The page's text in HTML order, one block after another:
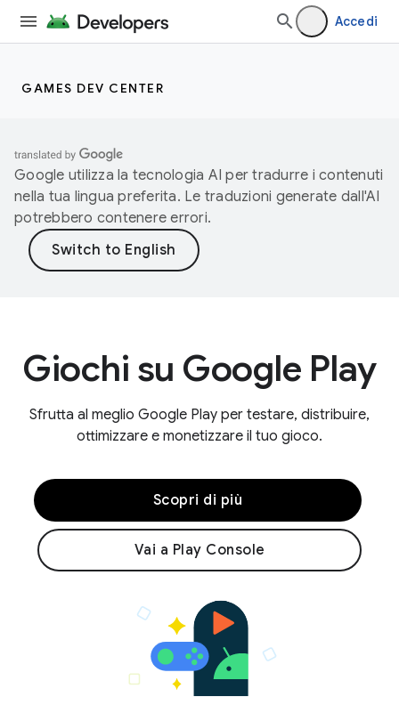
Accedi
GAMES DEV CENTER
Google utilizza la tecnologia AI per tradurre i contenuti
nella tua lingua preferita. Le traduzioni generate dall'AI
potrebbero contenere errori.
Giochi su Google Play
Sfrutta al meglio Google Play per testare, distribuire,
ottimizzare e monetizzare il tuo gioco.
Scopri di più
Vai a Play Console